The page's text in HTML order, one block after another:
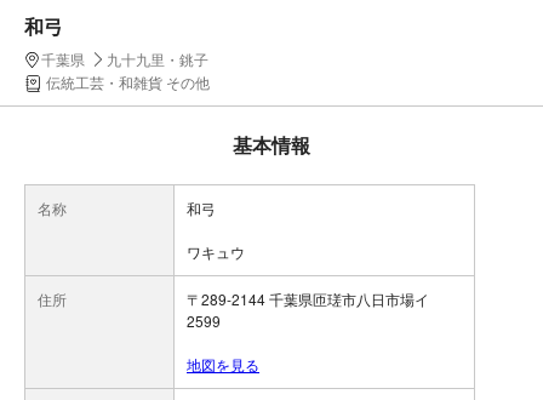
和弓
千葉県
九十九里・銚子
伝統工芸・和雑貨 その他
基本情報
名称 和弓
ワキュウ
住所
〒289-2144 千葉県匝瑳市八日市場イ
2599
地図を見る